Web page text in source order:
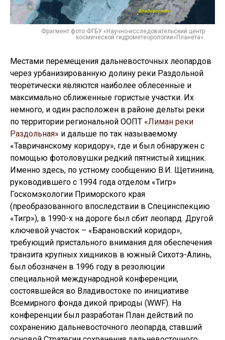
Фрагмент фото ФГБУ «Научно-исследовательский центр
космической гидрометеорологии»Планета».
Местами перемещения дальневосточных леопардов
через урбанизированную долину реки Раздольной
теоретически являются наиболее облесенные и
максимально сближенные гористые участки. Их
немного, и один расположен в районе дельты реки
по территории региональной ООПТ «Лиман реки
Раздольная» и дальше по так называемому
«Тавричанскому коридору», где и был обнаружен с
помощью фотоловушки редкий пятнистый хищник.
Именно здесь, по устному сообщению В.И. Щетинина,
руководившего с 1994 года отделом «Тигр»
Госкомэкологии Приморского края
(преобразованного впоследствии в Специнспекцию
«Тигр»), в 1990-х на дороге был сбит леопард. Другой
ключевой участок – «Барановский коридор»,
требующий пристального внимания для обеспечения
транзита крупных хищников в южный Сихотэ-Алинь,
был обозначен в 1996 году в резолюции
специальной международной конференции,
состоявшейся во Владивостоке по инициативе
Всемирного фонда дикой природы (WWF). На
конференции был разработан План действий по
сохранению дальневосточного леопарда, ставший